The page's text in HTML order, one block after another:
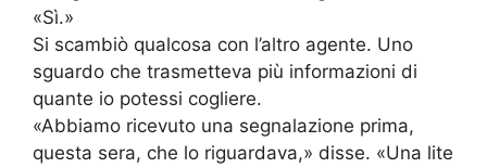
«Sì.»
Si scambiò qualcosa con l’altro agente. Uno
sguardo che trasmetteva più informazioni di
quante io potessi cogliere.
«Abbiamo ricevuto una segnalazione prima,
questa sera, che lo riguardava,» disse. «Una lite